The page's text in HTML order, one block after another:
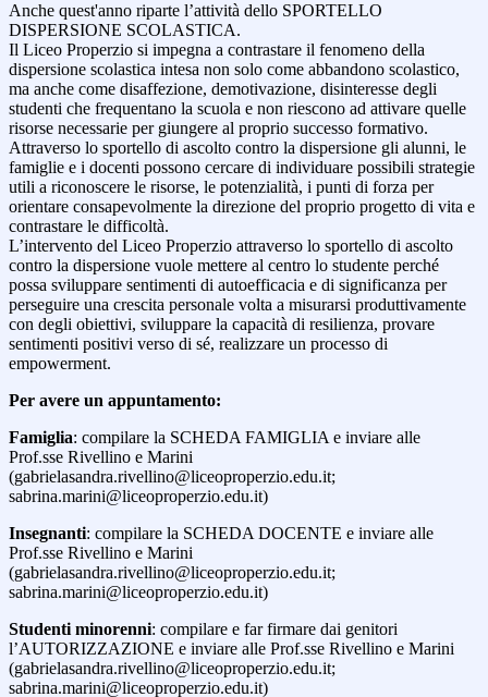
Anche quest'anno riparte l’attività dello SPORTELLO
DISPERSIONE SCOLASTICA.
Il Liceo Properzio si impegna a contrastare il fenomeno della
dispersione scolastica intesa non solo come abbandono scolastico,
ma anche come disaffezione, demotivazione, disinteresse degli
studenti che frequentano la scuola e non riescono ad attivare quelle
risorse necessarie per giungere al proprio successo formativo.
Attraverso lo sportello di ascolto contro la dispersione gli alunni, le
famiglie e i docenti possono cercare di individuare possibili strategie
utili a riconoscere le risorse, le potenzialità, i punti di forza per
orientare consapevolmente la direzione del proprio progetto di vita e
contrastare le difficoltà.
L’intervento del Liceo Properzio attraverso lo sportello di ascolto
contro la dispersione vuole mettere al centro lo studente perché
possa sviluppare sentimenti di autoefficacia e di significanza per
perseguire una crescita personale volta a misurarsi produttivamente
con degli obiettivi, sviluppare la capacità di resilienza, provare
sentimenti positivi verso di sé, realizzare un processo di
empowerment.
Per avere un appuntamento:
Famiglia: compilare la SCHEDA FAMIGLIA e inviare alle
Prof.sse Rivellino e Marini
(gabrielasandra.rivellino@liceoproperzio.edu.it;
sabrina.marini@liceoproperzio.edu.it)
Insegnanti: compilare la SCHEDA DOCENTE e inviare alle
Prof.sse Rivellino e Marini
(gabrielasandra.rivellino@liceoproperzio.edu.it;
sabrina.marini@liceoproperzio.edu.it)
Studenti minorenni: compilare e far firmare dai genitori
l’AUTORIZZAZIONE e inviare alle Prof.sse Rivellino e Marini
(gabrielasandra.rivellino@liceoproperzio.edu.it;
sabrina.marini@liceoproperzio.edu.it)